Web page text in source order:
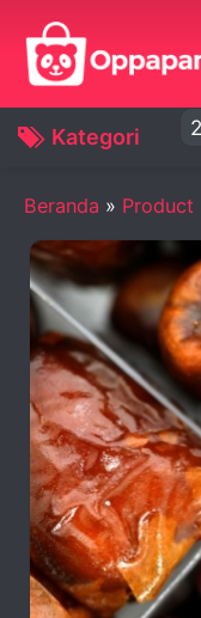
Kategori
Beranda » Product